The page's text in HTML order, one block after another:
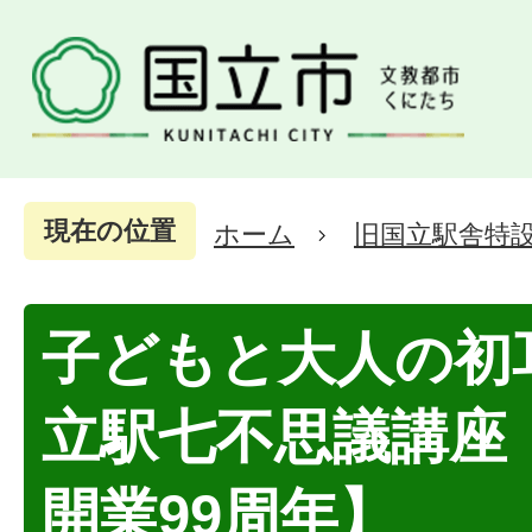
現在の位置 ホーム 旧国立駅舎特
子どもと大人の初
立駅七不思議講座
開業99周年】